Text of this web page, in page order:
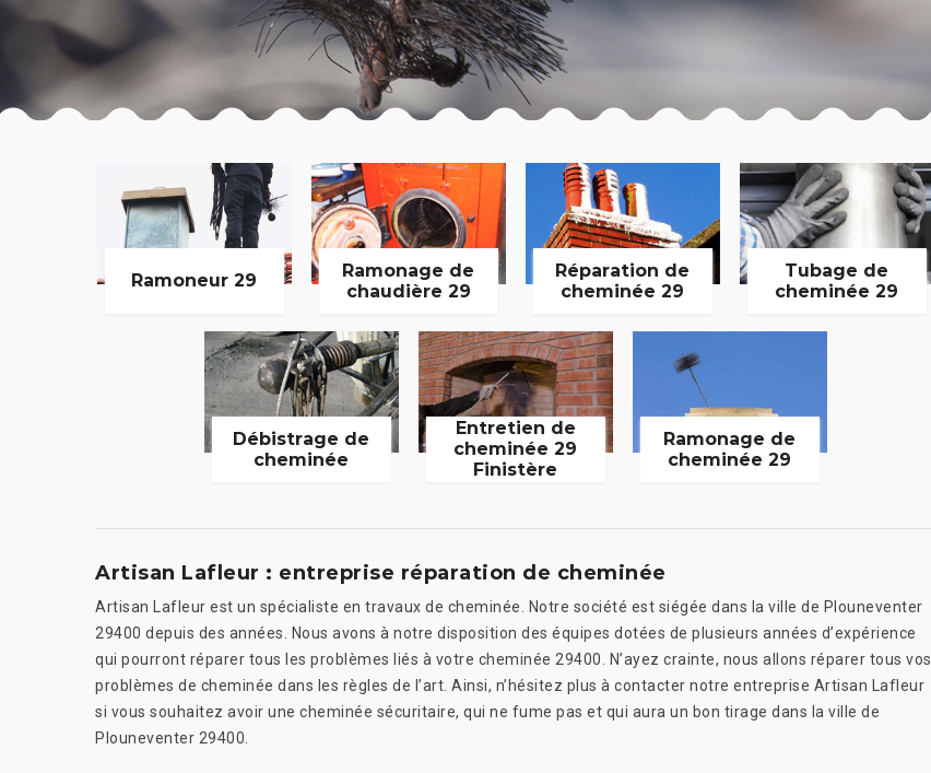
Ramoneur 29
Ramonage de
chaudière 29
Réparation de
cheminée 29
Tubage de
cheminée 29
Débistrage de
cheminée
Entretien de
cheminée 29
Finistère
Ramonage de
cheminée 29
Artisan Lafleur : entreprise réparation de cheminée
Artisan Lafleur est un spécialiste en travaux de cheminée. Notre société est siégée dans la ville de Plouneventer
29400 depuis des années. Nous avons à notre disposition des équipes dotées de plusieurs années d’expérience
qui pourront réparer tous les problèmes liés à votre cheminée 29400. N’ayez crainte, nous allons réparer tous vos
problèmes de cheminée dans les règles de l’art. Ainsi, n’hésitez plus à contacter notre entreprise Artisan Lafleur
si vous souhaitez avoir une cheminée sécuritaire, qui ne fume pas et qui aura un bon tirage dans la ville de
Plouneventer 29400.